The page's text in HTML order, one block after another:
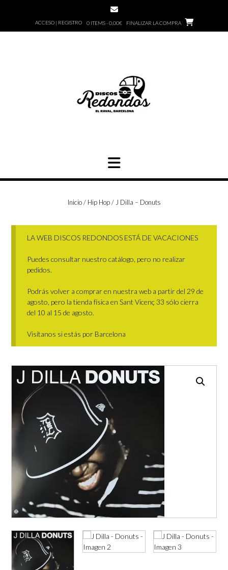
ACCESO | REGISTRO 0 ITEMS - 0,00€ FINALIZAR LA COMPRA
Inicio/ Hip Hop/ J Dilla – Donuts
LA WEB DISCOS REDONDOS ESTÁ DE VACACIONES
Puedes consultar nuestro catálogo, pero no realizar
pedidos.
Podrás volver a comprar en nuestra web a partir del 29 de
agosto, pero la tienda física en Sant Vicenç 33 sólo cierra
del 10 al 15 de agosto.
Visítanos si estás por Barcelona